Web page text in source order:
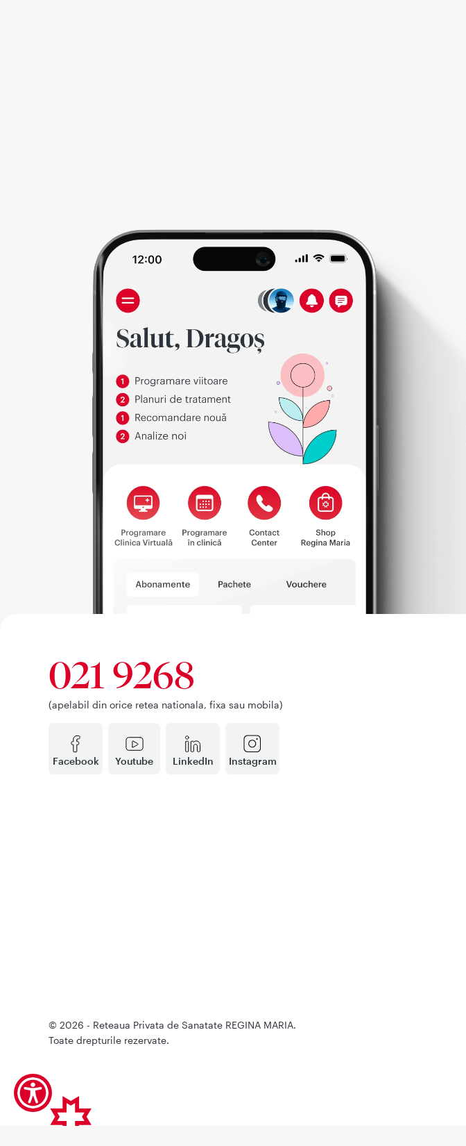
Facebook Youtube LinkedIn Instagram
021 9268
(apelabil din orice retea nationala, fixa sau mobila)
© 2026 - Reteaua Privata de Sanatate REGINA MARIA.
Toate drepturile rezervate.